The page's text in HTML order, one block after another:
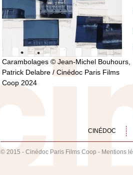
Carambolages © Jean-Michel Bouhours,
Patrick Delabre / Cinédoc Paris Films
Coop 2024
CINÉDOC
© 2015 - Cinédoc Paris Films Coop - Mentions